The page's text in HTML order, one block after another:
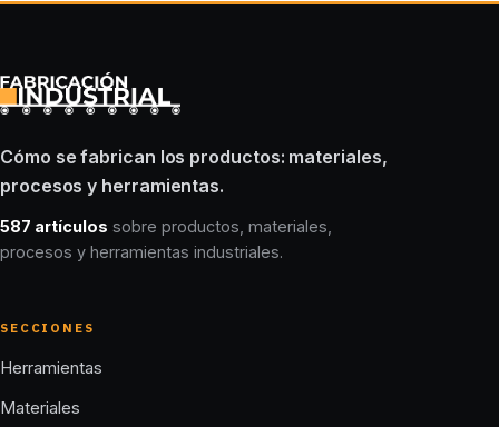
Cómo se fabrican los productos: materiales,
procesos y herramientas.
587 artículos sobre productos, materiales,
procesos y herramientas industriales.
SECCIONES
Herramientas
Materiales